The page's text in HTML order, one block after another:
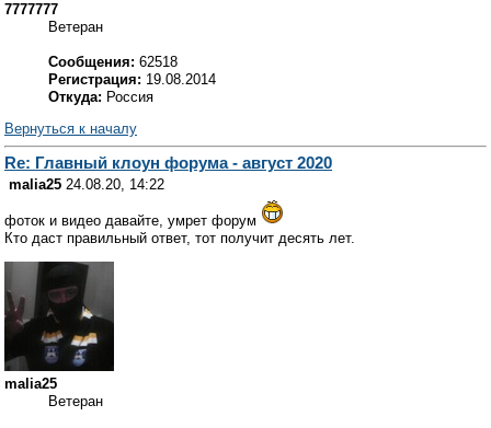
7777777
Ветеран
Сообщения: 62518
Регистрация: 19.08.2014
Откуда: Россия
Вернуться к началу
Re: Главный клоун форума - август 2020
malia25 24.08.20, 14:22
фоток и видео давайте, умрет форум
Кто даст правильный ответ, тот получит десять лет.
malia25
Ветеран